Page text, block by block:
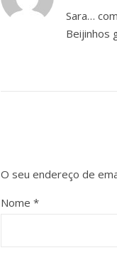
Sara…
Beijinhos
O seu endereço de
Nome *